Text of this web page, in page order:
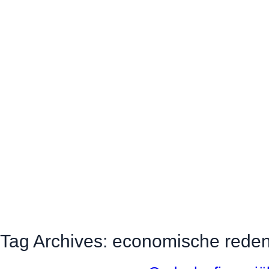
Tag Archives: economische